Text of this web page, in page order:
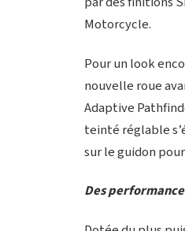
Motorcycle.
Pour un look
nouvelle roue
Adaptive
teinté réglable
sur le guidon
Des